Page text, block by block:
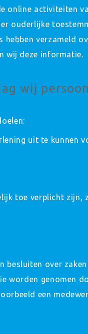
online activiteiten
ouderlijke
verzameld
wij deze informatie.
wij
uit te kunnen
toe verplicht zijn,
besluiten over
worden genomen
een